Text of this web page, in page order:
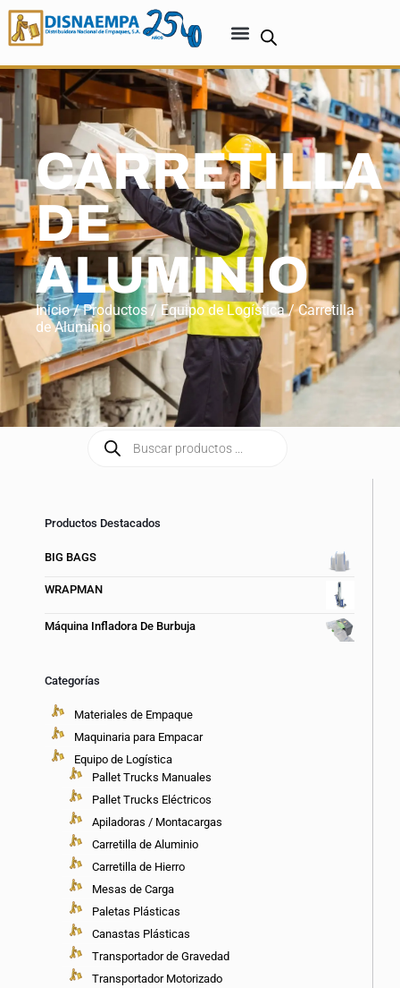
CARRETILLA
DE
ALUMINIO
Inicio/Productos/Equipo de Logística/ Carretilla
de Aluminio
Productos Destacados
BIG BAGS
WRAPMAN
Máquina Infladora De Burbuja
Categorías
Materiales de Empaque
Maquinaria para Empacar
Equipo de Logística
Pallet Trucks Manuales
Pallet Trucks Eléctricos
Apiladoras / Montacargas
Carretilla de Aluminio
Carretilla de Hierro
Mesas de Carga
Paletas Plásticas
Canastas Plásticas
Transportador de Gravedad
Transportador Motorizado